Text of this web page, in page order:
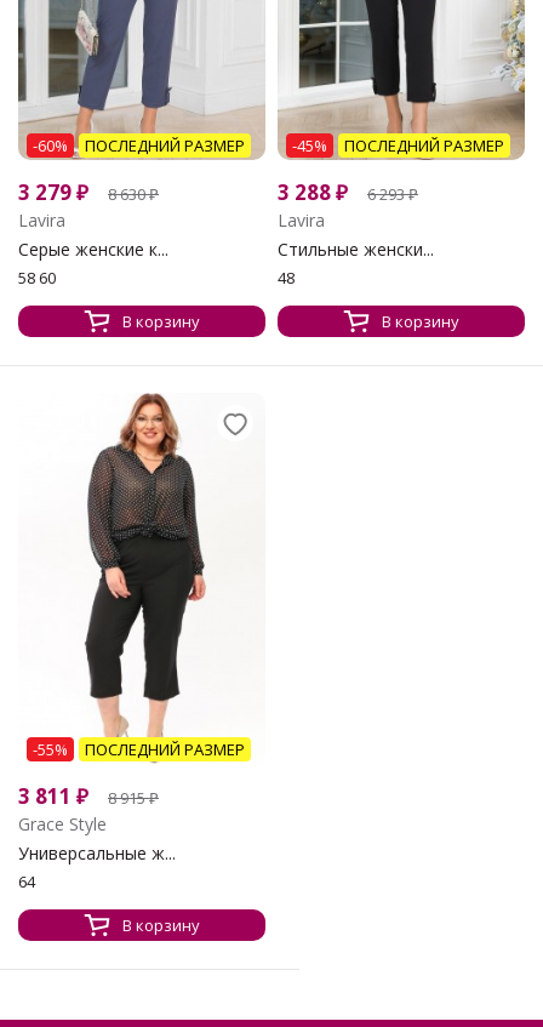
-60% ПОСЛЕДНИЙ РАЗМЕР
3 279₽ 8 630₽
Lavira
Серые женские к...
58 60
В корзину
-45% ПОСЛЕДНИЙ РАЗМЕР
3 288₽ 6 293₽
Lavira
Стильные женски...
48
В корзину
-55% ПОСЛЕДНИЙ РАЗМЕР
3 811 ₽ 8 915₽
Grace Style
Универсальные ж...
64
В корзину